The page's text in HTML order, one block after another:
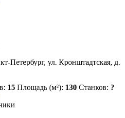
Петербург, ул. Кронштадтская, д.
15 Площадь (м²): 130 Станков: ?